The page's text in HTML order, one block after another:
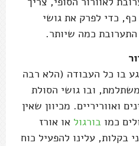
כדי לפרק את גושי
כמה שיותר.
בו כל העבודה (הלא רבה
ובו גושי הסולת
ואווריריים. מכיוון שאין
כמו בורגול או אורז
בקלות, עלינו להפעיל כוח